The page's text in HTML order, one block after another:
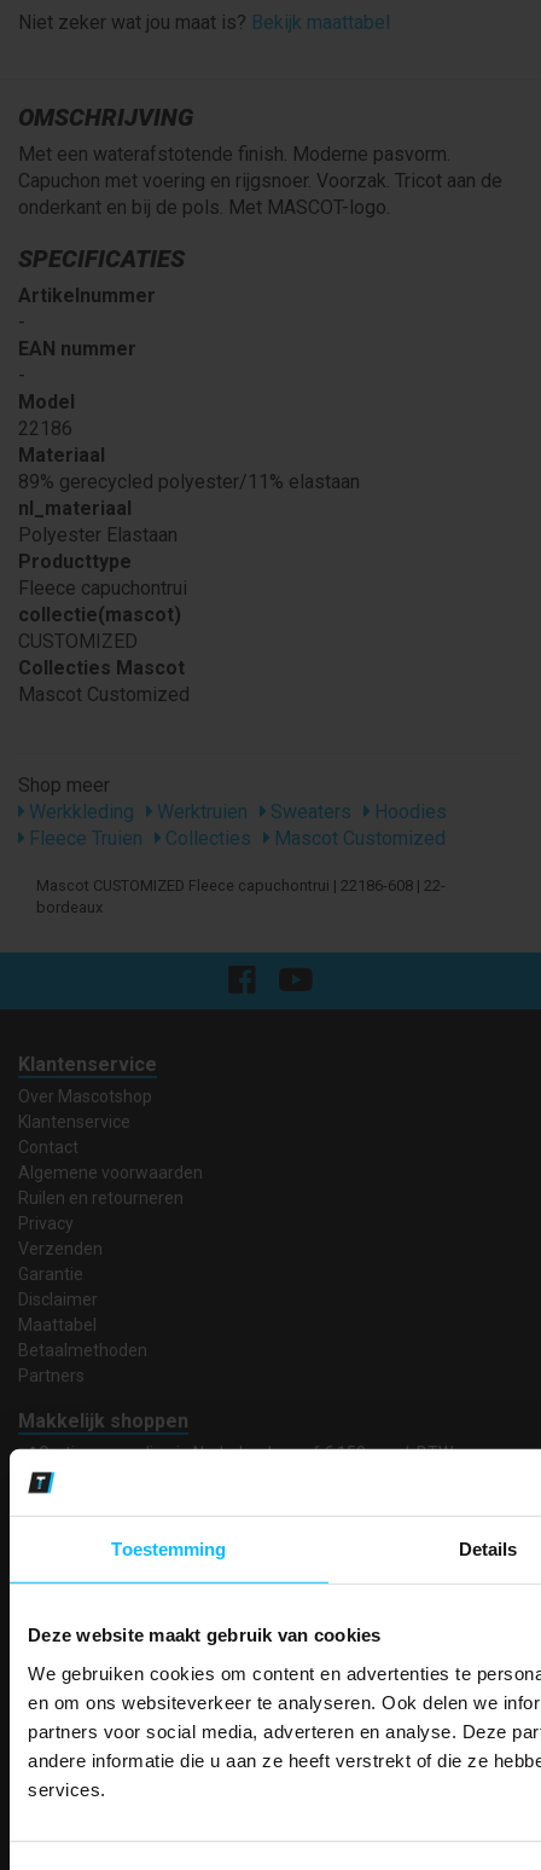
Toestemming Details
Deze website maakt gebruik van cookies
We gebruiken cookies om content en advertenties te
en om ons websiteverkeer te analyseren. Ook delen we
partners voor social media, adverteren en analyse. Deze
andere informatie die u aan ze heeft verstrekt of die ze
services.
Niet zeker wat jou maat is? Bekijk maattabel
OMSCHRIJVING
Met een waterafstotende finish. Moderne pasvorm.
Capuchon met voering en rijgsnoer. Voorzak. Tricot aan de
onderkant en bij de pols. Met MASCOT-logo.
SPECIFICATIES
Artikelnummer
-
EAN nummer
-
Model
22186
Materiaal
89% gerecycled polyester/11% elastaan
nl_materiaal
Polyester Elastaan
Producttype
Fleece capuchontrui
collectie(mascot)
CUSTOMIZED
Collecties Mascot
Mascot Customized
Shop meer
Werkkleding
Werktruien Sweaters
Hoodies
Fleece Truien
Collecties Mascot Customized
Mascot CUSTOMIZED Fleece capuchontrui | 22186-608 | 22-
bordeaux
Klantenservice
Over Mascotshop
Klantenservice
Contact
Algemene voorwaarden
Ruilen en retourneren
Privacy
Verzenden
Garantie
Disclaimer
Maattabel
Betaalmethoden
Partners
Makkelijk shoppen
Gratis verzending in Nederland vanaf € 150,- excl. BTW
Bedruk- en borduurservice
Email
Inschrijven
Contact
TEACO VOF
9723 JG Groningen
ONTVANG
KORTING OP
PAK